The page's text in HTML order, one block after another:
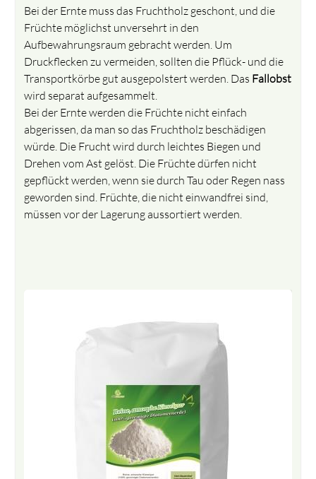
Bei der Ernte muss das Fruchtholz geschont, und die
Früchte möglichst unversehrt in den
Aufbewahrungsraum gebracht werden. Um
Druckflecken zu vermeiden, sollten die Pflück- und die
Transportkörbe gut ausgepolstert werden. Das Fallobst
wird separat aufgesammelt.
Bei der Ernte werden die Früchte nicht einfach
abgerissen, da man so das Fruchtholz beschädigen
würde. Die Frucht wird durch leichtes Biegen und
Drehen vom Ast gelöst. Die Früchte dürfen nicht
gepflückt werden, wenn sie durch Tau oder Regen nass
geworden sind. Früchte, die nicht einwandfrei sind,
müssen vor der Lagerung aussortiert werden.